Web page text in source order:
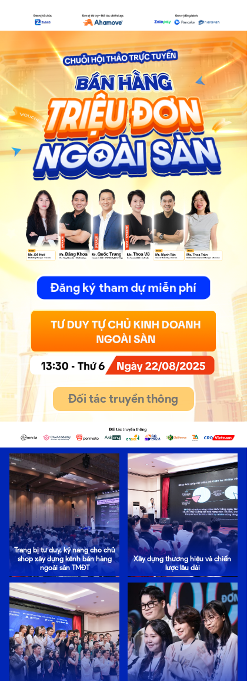
Đối tác truyền thông
Đăng ký tham dự miễn phí
Xây dựng thương hiệu và chiến
lược lâu dài
Trang bị tư duy, kỹ năng cho chủ
shop xây dựng kênh bán hàng
ngoài sàn TMĐT